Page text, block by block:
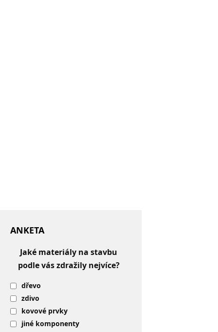
ANKETA
Jaké materiály na stavbu
podle vás zdražily nejvíce?
dřevo
zdivo
kovové prvky
jiné komponenty